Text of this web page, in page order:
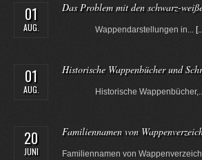
01
AUG.
Das Problem mit den schwarz-
Wappendarstellungen in...
01
AUG.
Historische Wappenbücher und
Historische
20
JUNI
Familiennamen von
Familiennamen von